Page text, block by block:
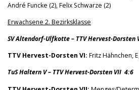
André Funcke (2), Felix Schwarze (2)
Erwachsene 2. Bezirksklasse
SV Altendorf-Ulfkotte – TTV Hervest-Dorsten
TTV Hervest-Dorsten VI: Fritz Hähnchen,
TuS Haltern V – TTV Hervest-Dorsten VII 4:6